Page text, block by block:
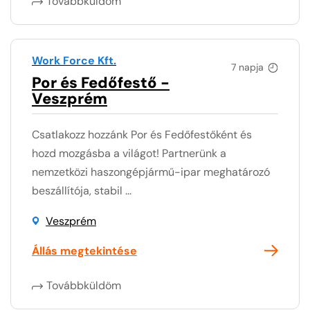
7 napja
Work Force Kft.
Por és Fedőfestő -
Veszprém
Csatlakozz hozzánk Por és Fedőfestőként és
hozd mozgásba a világot! Partnerünk a
nemzetközi haszongépjármű-ipar meghatározó
beszállítója, stabil ...
Veszprém
Állás megtekintése
Továbbküldöm